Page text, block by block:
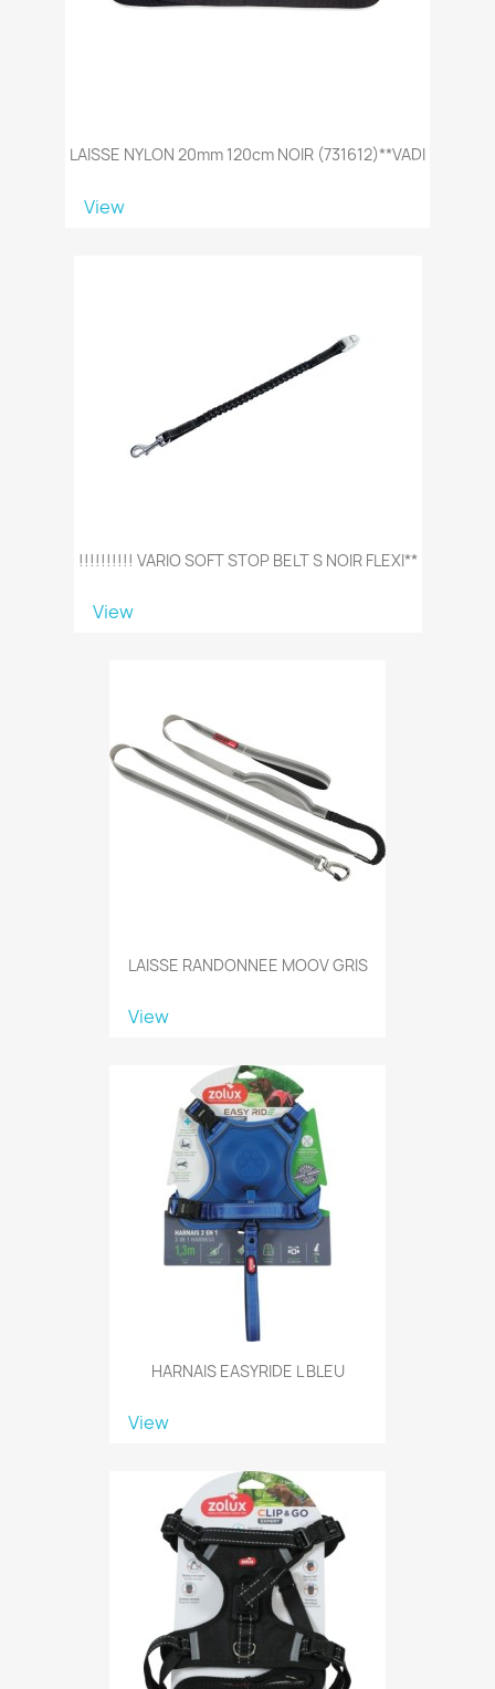
LAISSE NYLON 20mm 120cm NOIR (731612)**VADI
View
!!!!!!!!!! VARIO SOFT STOP BELT S NOIR FLEXI**
View
LAISSE RANDONNEE MOOV GRIS
View
HARNAIS EASYRIDE L BLEU
View